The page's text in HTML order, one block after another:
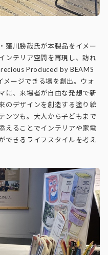
窪川勝哉氏が本製品をイメー
ンテリア空間を再現し、訪れ
Produced by BEAMS
メージできる場を創出。ウォ
に、来場者が自由な発想で新
のデザインを創造する塗り絵
ンツも。大人から子どもまで
えることでインテリアや家電
できるライフスタイルを考え